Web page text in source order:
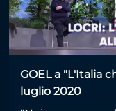
GOEL a "L'Italia
luglio 2020